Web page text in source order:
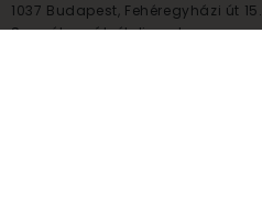
1037 Budapest, Fehéregyházi út 15.
Személyes átvételi pont